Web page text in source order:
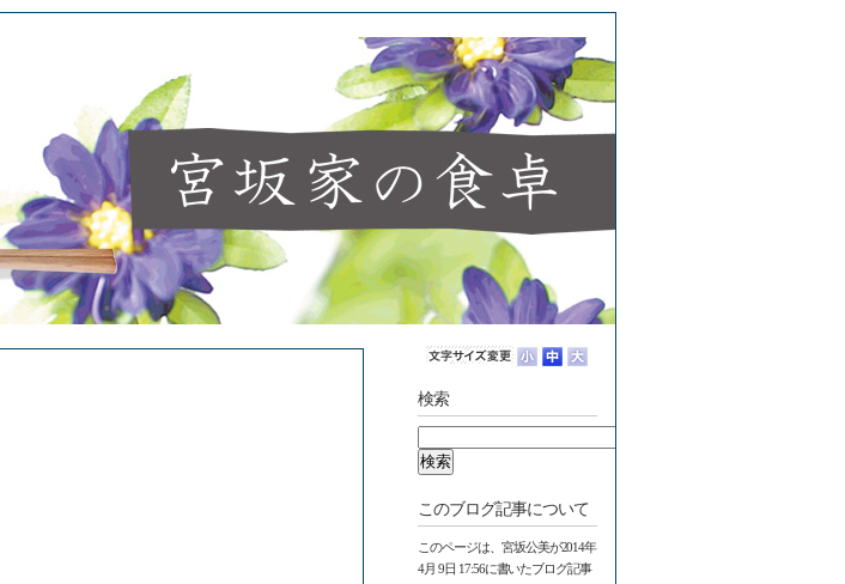
検索
このブログ記事について
このページは、宮坂公美が2014年
4月 9日 17:56に書いたブログ記事